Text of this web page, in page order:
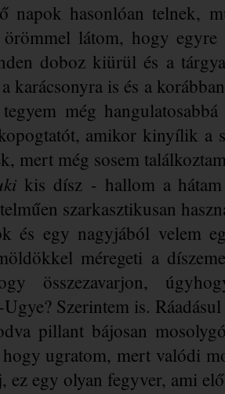
napok hasonlóan telnek,
örömmel látom, hogy
doboz kiürül és a
karácsonyra is és a
még
amikor kinyílik a
mert még sosem
kis dísz - hallom a
szarkasztikusan
és egy nagyjából velem
méregeti a
összezavarjon,
Szerintem is.
pillant bájosan
ugratom, mert valódi
ez egy olyan fegyver, ami